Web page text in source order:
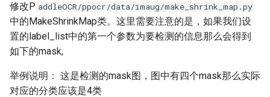
修改P addleOCR/ppocr/data/imaug/make_shrink_map.py
中的MakeShrinkMap类。这里需要注意的是，如果我们设
置的label_list中的第一个参数为要检测的信息那么会得到
如下的mask,
举例说明： 这是检测的mask图，图中有四个mask那么实际
对应的分类应该是4类